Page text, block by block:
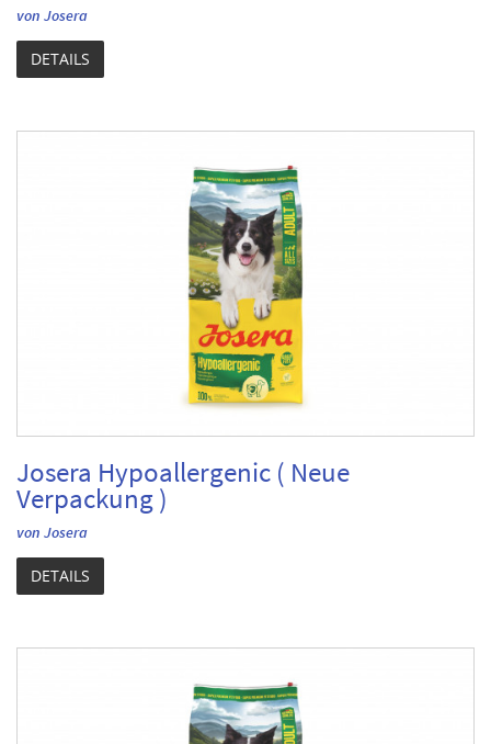
von Josera
DETAILS
Josera Hypoallergenic ( Neue
Verpackung )
von Josera
DETAILS